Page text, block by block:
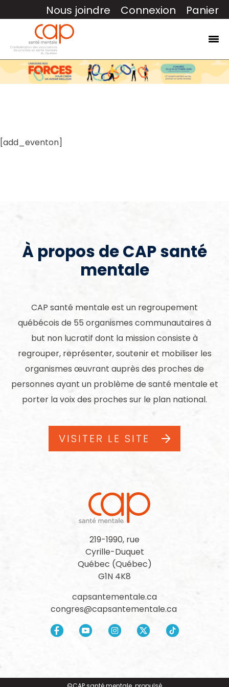
Nous joindre Connexion Panier
[add_eventon]
À propos de CAP santé
mentale
CAP santé mentale est un regroupement
québécois de 55 organismes communautaires à
but non lucratif dont la mission consiste à
regrouper, représenter, soutenir et mobiliser les
organismes œuvrant auprès des proches de
personnes ayant un problème de santé mentale et
porter la voix des proches sur le plan national.
VISITER LE SITE
219-1990, rue
Cyrille-Duquet
Québec (Québec)
G1N 4K8
capsantementale.ca
congres@capsantementale.ca